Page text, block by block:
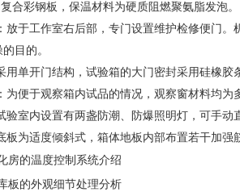
合彩钢板，保温材料为硬质阻燃聚氨脂发泡。
工作室右后部，专门设置维护检修便门。
目的。
开门结构，试验箱的大门密封采用硅橡胶
于观察箱内试品的情况，观察窗材料均为
内设置有两盏防潮、防爆照明灯，可手动
适度倾斜式，箱体地板内部布置若干加强
房的温度控制系统介绍
板的外观细节处理分析